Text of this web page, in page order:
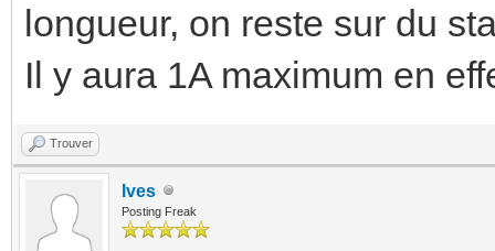
longueur, on reste sur du
Il y aura 1A maximum en
Trouver
Ives
Posting Freak